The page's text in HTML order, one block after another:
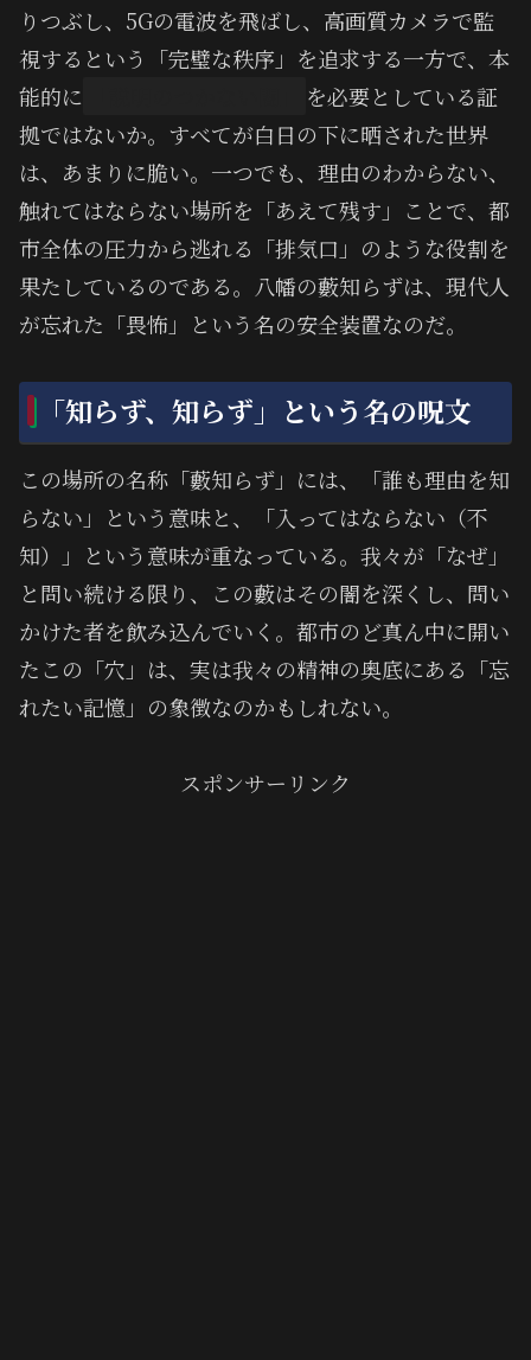
りつぶし、5Gの電波を飛ばし、高画質カメラで監
視するという「完璧な秩序」を追求する一方で、本
能的に
を必要としている証
拠ではないか。すべてが白日の下に晒された世界
は、あまりに脆い。一つでも、理由のわからない、
触れてはならない場所を「あえて残す」ことで、都
市全体の圧力から逃れる「排気口」のような役割を
果たしているのである。八幡の藪知らずは、現代人
が忘れた「畏怖」という名の安全装置なのだ。
「知らず、知らず」という名の呪文
この場所の名称「藪知らず」には、「誰も理由を知
らない」という意味と、「入ってはならない（不
知）」という意味が重なっている。我々が「なぜ」
と問い続ける限り、この藪はその闇を深くし、問い
かけた者を飲み込んでいく。都市のど真ん中に開い
たこの「穴」は、実は我々の精神の奥底にある「忘
れたい記憶」の象徴なのかもしれない。
スポンサーリンク